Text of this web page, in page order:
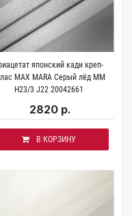
японский кади креп-
MAX MARA Серый лёд MM
H23/3 J22 20042661
2820 р.
В КОРЗИНУ